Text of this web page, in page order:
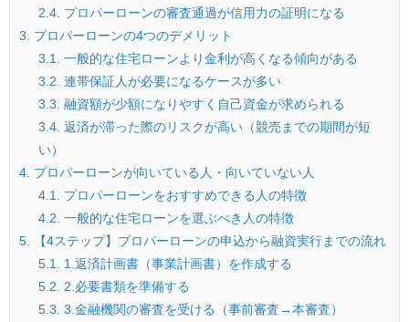
2.4. プロパーローンの審査通過が信用力の証明になる
3.
プロパーローンの4つのデメリット
3.1.
一般的な住宅ローンより金利が高くなる傾向がある
3.2. 連帯保証人が必要になるケースが多い
3.3. 融資額が少額になりやすく自己資金が求められる
3.4. 返済が滞った際のリスクが高い（競売までの期間が短
い）
4. プロパーローンが向いている人・向いていない人
4.1.
プロパーローンをおすすめできる人の特徴
4.2. 一般的な住宅ローンを選ぶべき人の特徴
5.
【4ステップ】プロパーローンの申込から融資実行までの流れ
5.1.
1.返済計画書（事業計画書）を作成する
5.2.
2.必要書類を準備する
5.3. 3.金融機関の審査を受ける（事前審査→本審査）